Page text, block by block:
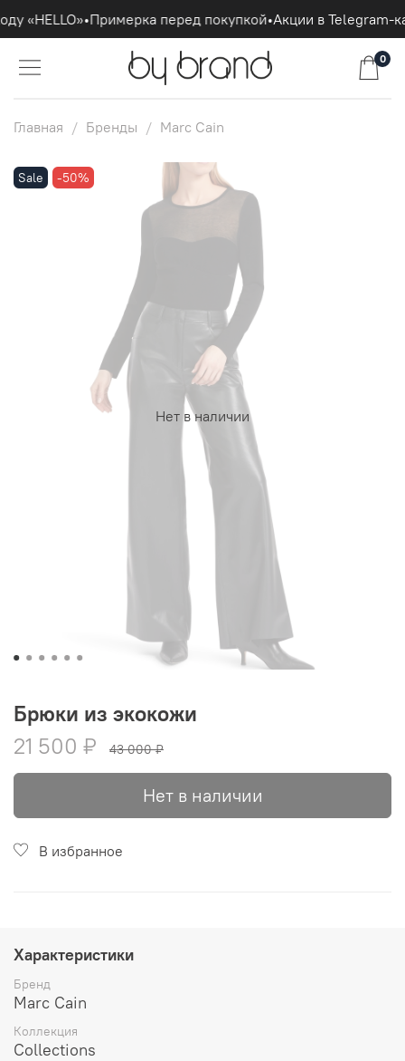
«HELLO»•Примерка перед покупкой•Акции в Telegram-
0
Главная Бренды Marc Cain
Нет в наличии
Sale -50%
Брюки из экокожи
21 500 ₽
43 000 ₽
Нет в наличии
В избранное
Характеристики
Бренд
Marc Cain
Коллекция
Collections